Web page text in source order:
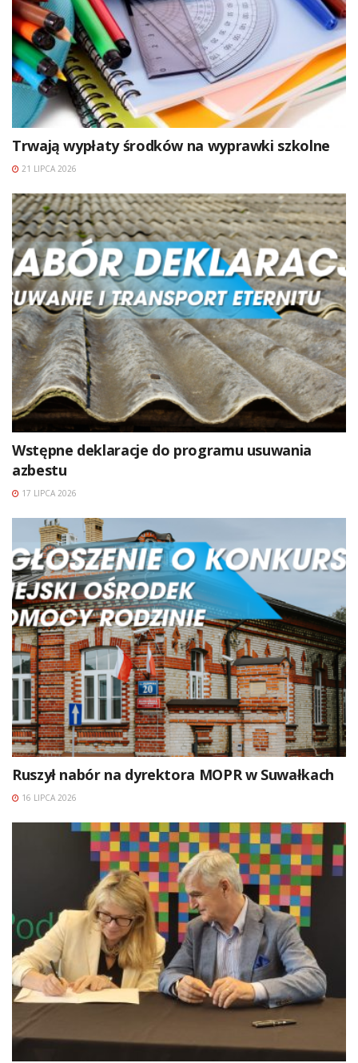
Trwają wypłaty środków na wyprawki szkolne
21 LIPCA 2026
Wstępne deklaracje do programu usuwania
azbestu
17 LIPCA 2026
Ruszył nabór na dyrektora MOPR w Suwałkach
16 LIPCA 2026